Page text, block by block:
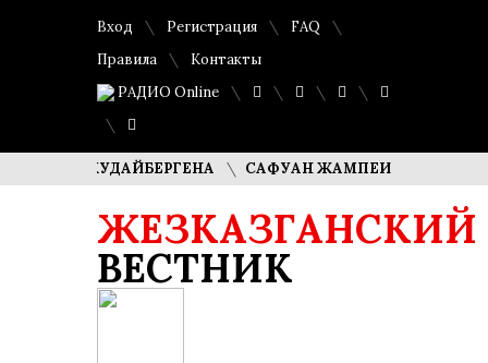
Вход Регистрация
FAQ
Правила
Контакты
РАДИО Online
КУДАЙБЕРГЕНА САФУАН ЖАМПЕИСОВ: «МЫ ХОТИМ
ЖЕЗКАЗГАНСКИЙ
ВЕСТНИК